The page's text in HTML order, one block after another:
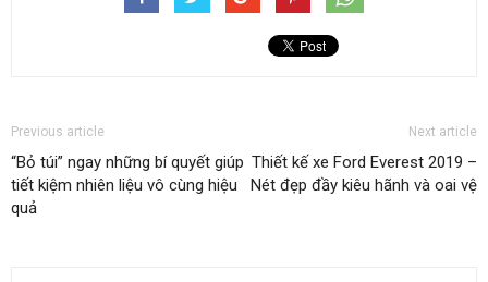
Previous article
“Bỏ túi” ngay những bí quyết giúp
tiết kiệm nhiên liệu vô cùng hiệu
quả
Next article
Thiết kế xe Ford Everest 2019 –
Nét đẹp đầy kiêu hãnh và oai vệ